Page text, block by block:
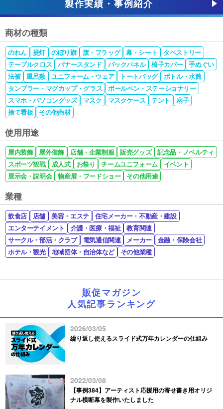
製作実績・事例紹介
商材の種類
のれん 提灯 のぼり旗 旗・フラッグ 幕・シート
タペストリー
テーブルクロス
バナースタンド バックパネル 椅子カバー
手ぬぐい
法被
風呂敷 ユニフォーム・ウェア トートバッグ
ボトル・水筒
タンブラー・マグカップ・グラス
ボールペン・ステーショナリー
スマホ・パソコングッズ
マスク マスクケース テント
扇子
捨て看板
その他商材
使用用途
屋内装飾 屋外装飾 店舗・企業制服 販売グッズ
記念品・ノベルティ
スポーツ観戦
成人式 お祭り チームユニフォーム
イベント
展示会・説明会
物産展・フードショー その他用途
業種
飲食店 店舗 美容・エステ
住宅メーカー・不動産・建設
エンターテイメント
介護・医療・福祉
教育関連
サークル・部活・クラブ
電気通信関連 メーカー
金融・保険会社
ホテル・観光
地域団体・自治体など その他業種
販促マガジン
人気記事ランキング
2026/03/05
繰り返し使えるスライド式万年カレンダーの仕組み
2022/03/08
【事例384】アーティスト応援用の寄せ書き用オリジ
ナル横断幕を製作いたしました